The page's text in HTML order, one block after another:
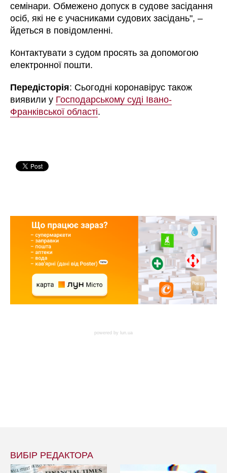
семінари. Обмежено допуск в судове засідання
осіб, які не є учасниками судових засідань", –
йдеться в повідомленні.
Контактувати з судом просять за допомогою
електронної пошти.
Передісторія: Сьогодні коронавірус також
виявили у Господарському суді Івано-
Франківської області.
powered by lun.ua
ВИБІР РЕДАКТОРА